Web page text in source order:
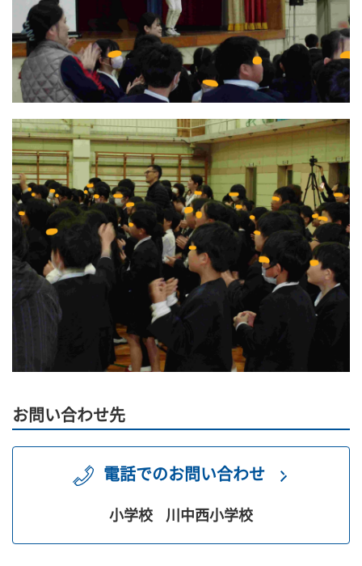
お問い合わせ先
電話でのお問い合わせ
小学校 川中西小学校